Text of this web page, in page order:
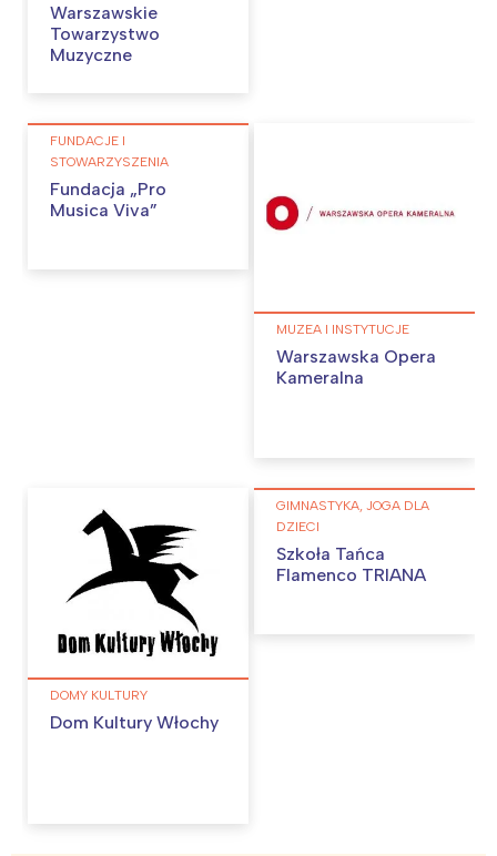
Warszawskie
Towarzystwo
Muzyczne
FUNDACJE I
STOWARZYSZENIA
Fundacja „Pro
Musica Viva”
MUZEA I INSTYTUCJE
Warszawska Opera
Kameralna
DOMY KULTURY
Dom Kultury Włochy
GIMNASTYKA, JOGA DLA
DZIECI
Szkoła Tańca
Flamenco TRIANA